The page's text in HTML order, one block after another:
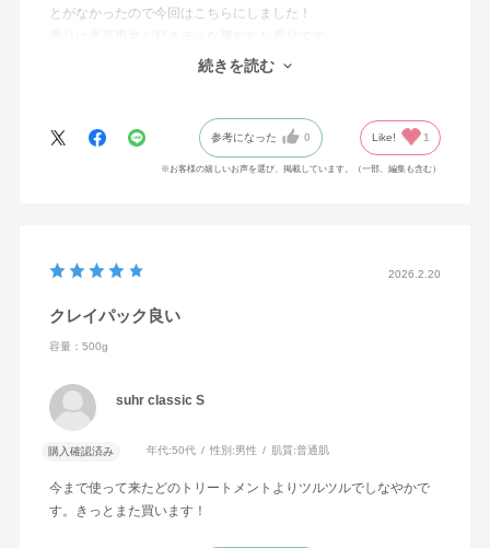
とがなかったので今回はこちらにしました！
仕上がりもまとまりがあって好きなのですが、強いて言うならボ
続きを読む
参考になった 0 Like! 1
※お客様の嬉しいお声を選び、掲載しています。（一部、編集も含む）
2026.2.20
クレイパック良い
容量：500g
suhr classic S
購入確認済み 年代:50代 性別:男性 肌質:普通肌
今まで使って来たどのトリートメントよりツルツルでしなやかで
す。きっとまた買います！